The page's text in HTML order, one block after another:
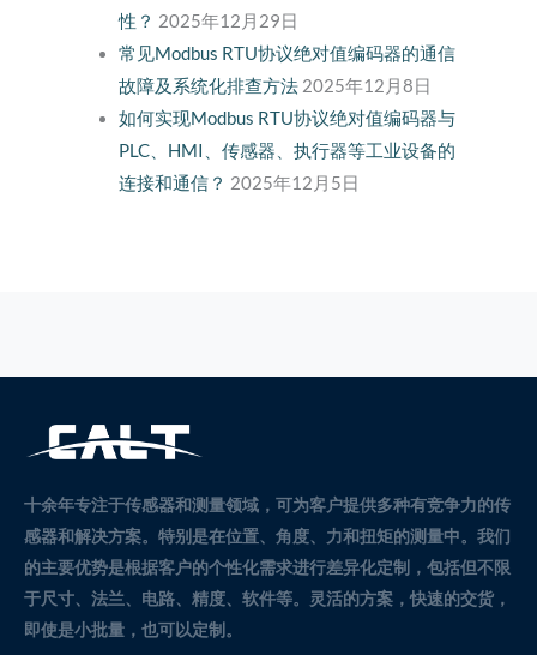
性？ 2025年12月29日
常见Modbus RTU协议绝对值编码器的通信
故障及系统化排查方法 2025年12月8日
如何实现Modbus RTU协议绝对值编码器与
PLC、HMI、传感器、执行器等工业设备的
连接和通信？ 2025年12月5日
十余年专注于传感器和测量领域，可为客户提供多种有竞争力的传
感器和解决方案。 特别是在位置、角度、力和扭矩的测量中。 我们
的主要优势是根据客户的个性化需求进行差异化定制，包括但不限
于尺寸、法兰、电路、精度、软件等。灵活的方案，快速的交货，
即使是小批量，也可以定制。